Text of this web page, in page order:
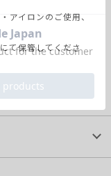
アイロンのご使用、
て保管してくださ